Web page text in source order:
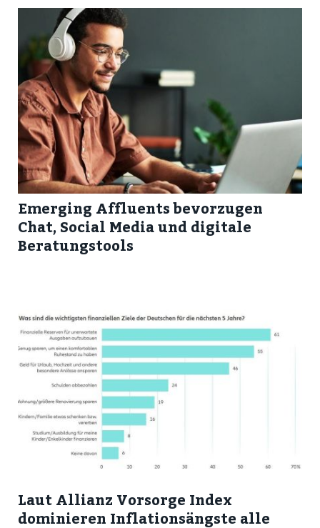
Emerging Affluents bevorzugen
Chat, Social Media und digitale
Beratungstools
Laut Allianz Vorsorge Index
dominieren Inflationsängste alle